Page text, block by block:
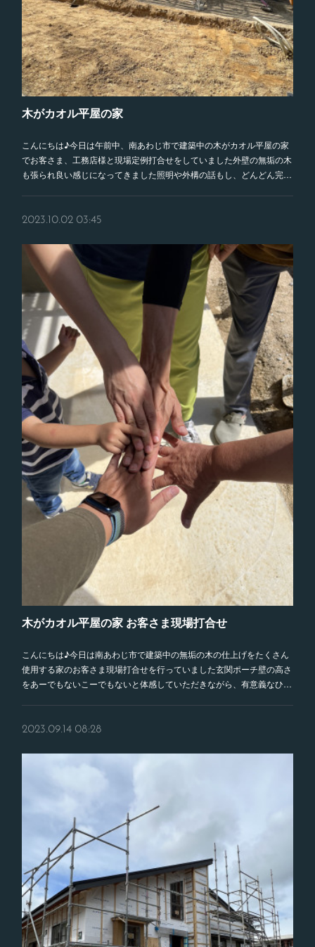
木がカオル平屋の家
こんにちは♪今日は午前中、南あわじ市で建築中の木がカオル平屋の家
でお客さま、工務店様と現場定例打合せをしていました外壁の無垢の木
も張られ良い感じになってきました照明や外構の話もし、どんどん完…
2023.10.02 03:45
木がカオル平屋の家 お客さま現場打合せ
こんにちは♪今日は南あわじ市で建築中の無垢の木の仕上げをたくさん
使用する家のお客さま現場打合せを行っていました玄関ポーチ壁の高さ
をあーでもないこーでもないと体感していただきながら、有意義なひ…
2023.09.14 08:28